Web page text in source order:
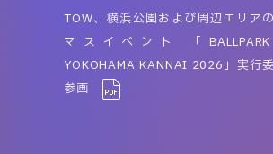
TOW、横浜公園および周辺エリア
マスイベント 「BALLPARK
YOKOHAMA KANNAI 2026」実行
参画